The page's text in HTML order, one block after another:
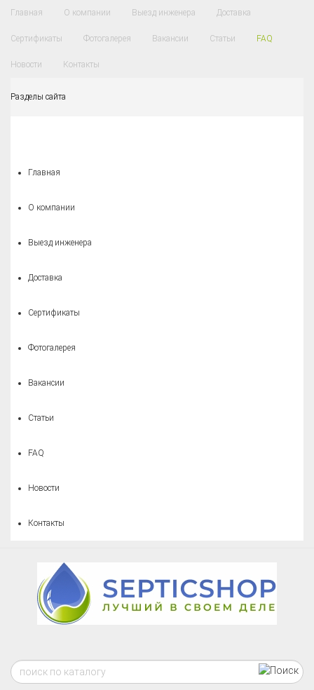
Главная О компании Выезд инженера Доставка
Сертификаты Фотогалерея Вакансии Статьи FAQ
Новости Контакты
Разделы сайта
Главная
О компании
Выезд инженера
Доставка
Сертификаты
Фотогалерея
Вакансии
Статьи
FAQ
Новости
Контакты